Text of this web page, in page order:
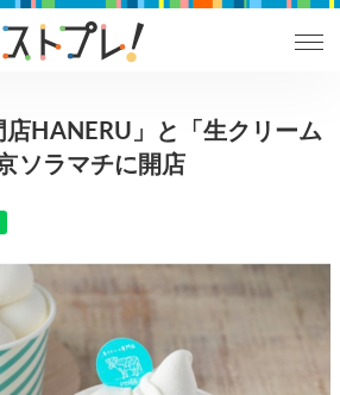
店HANERU」と「生クリーム
ソラマチに開店